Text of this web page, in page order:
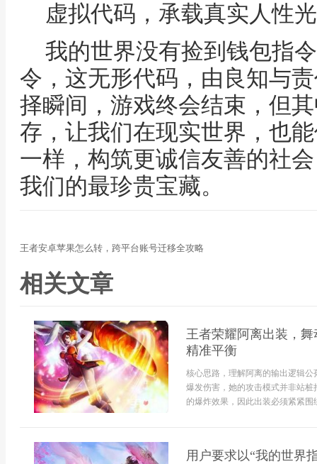
虚拟代码，承载真实人性
我的世界没有捡到钱包指
令，这无形代码，由良知与
择瞬间，游戏终会结束，但
存，让我们在现实世界，也
一样，构筑更诚信友善的社
我们的最珍贵宝藏。
王者安卓苹果怎么转，跨平台账号迁移全攻略
相关文章
王者荣耀阿离出装，
精准平衡
核心思路，理解阿离的输出逻辑
爆发伤害，她的攻击模式并非站
的爆炸效果，因此出装必须紧紧
用户要求以“我的世界